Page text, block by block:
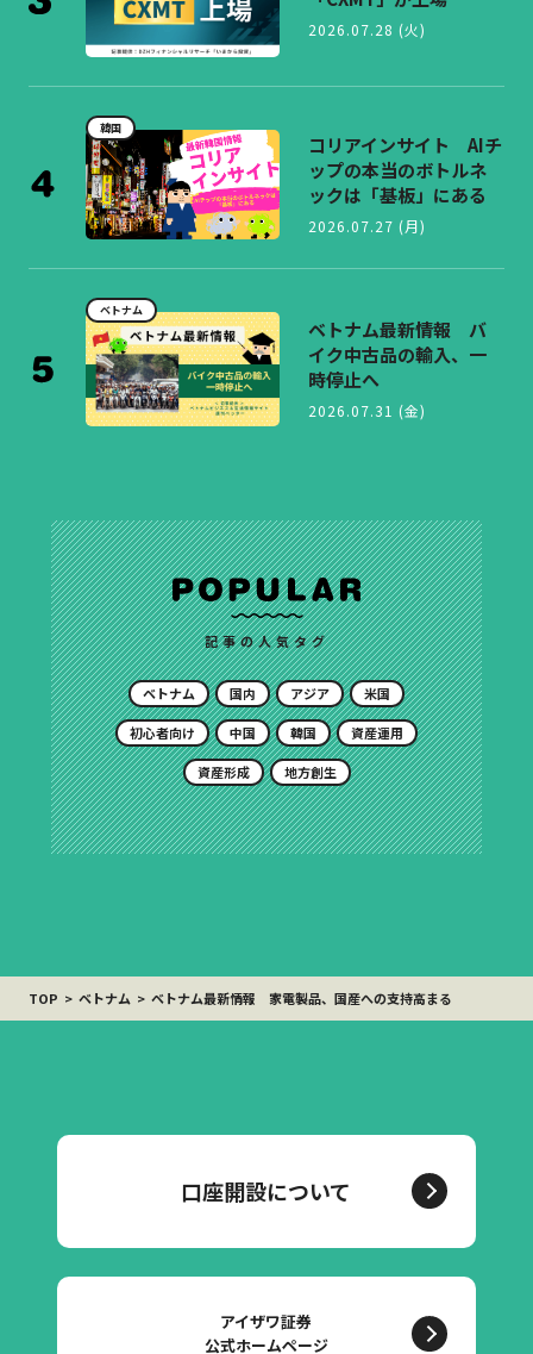
2026.07.28 (火)
韓国
コリアインサイト AIチ
ップの本当のボトルネ
ックは「基板」にある
2026.07.27 (月)
ベトナム
ベトナム最新情報 バ
イク中古品の輸入、一
時停止へ
2026.07.31 (金)
記事の人気タグ
ベトナム 国内 アジア 米国
初心者向け 中国 韓国 資産運用
資産形成 地方創生
TOP ベトナム ベトナム最新情報 家電製品、国産への支持高まる
口座開設について
アイザワ証券
公式ホームページ